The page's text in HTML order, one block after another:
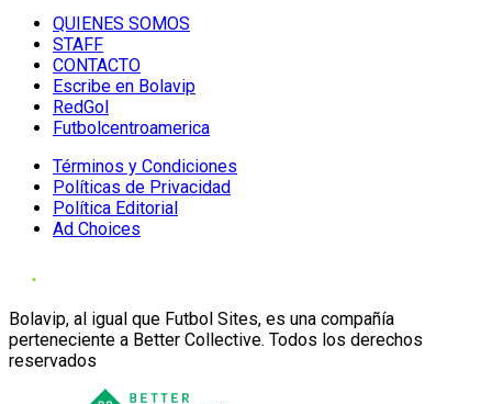
QUIENES SOMOS
STAFF
CONTACTO
Escribe en Bolavip
RedGol
Futbolcentroamerica
Términos y Condiciones
Políticas de Privacidad
Política Editorial
Ad Choices
Bolavip, al igual que Futbol Sites, es una compañía
perteneciente a Better Collective. Todos los derechos
reservados